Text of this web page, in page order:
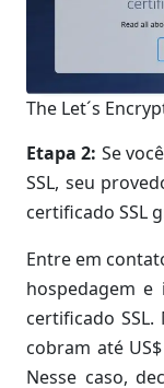
The Let´s
Etapa 2: Se
SSL, seu
certificado SSL
Entre em
hospedagem
certificado
cobram até
Nesse caso,